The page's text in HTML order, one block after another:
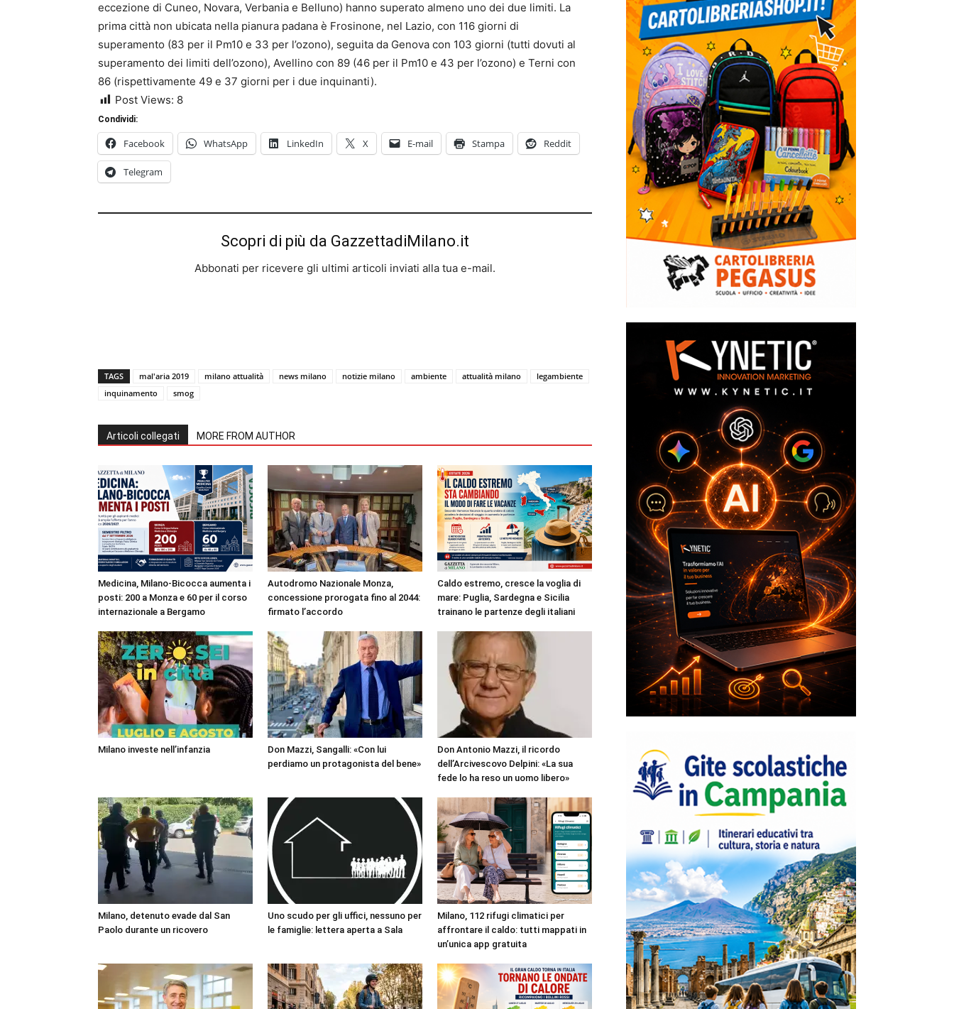
eccezione di Cuneo, Novara, Verbania e Belluno) hanno superato almeno uno dei due limiti. La
prima città non ubicata nella pianura padana è Frosinone, nel Lazio, con 116 giorni di
superamento (83 per il Pm10 e 33 per l’ozono), seguita da Genova con 103 giorni (tutti dovuti al
superamento dei limiti dell’ozono), Avellino con 89 (46 per il Pm10 e 43 per l’ozono) e Terni con
86 (rispettivamente 49 e 37 giorni per i due inquinanti).
Post Views: 8
Condividi:
Facebook WhatsApp LinkedIn X E-mail Stampa Reddit
Telegram
Scopri di più da GazzettadiMilano.it
Abbonati per ricevere gli ultimi articoli inviati alla tua e-mail.
TAGS mal'aria 2019 milano attualità news milano notizie milano ambiente attualità milano
legambiente
inquinamento
smog
Articoli collegati MORE FROM AUTHOR
Medicina, Milano-Bicocca aumenta i
posti: 200 a Monza e 60 per il corso
internazionale a Bergamo
Autodromo Nazionale Monza,
concessione prorogata fino al 2044:
firmato l’accordo
Caldo estremo, cresce la voglia di
mare: Puglia, Sardegna e Sicilia
trainano le partenze degli italiani
Milano investe nell’infanzia
Don Mazzi, Sangalli: «Con lui
perdiamo un protagonista del bene»
Don Antonio Mazzi, il ricordo
dell’Arcivescovo Delpini: «La sua
fede lo ha reso un uomo libero»
Milano, detenuto evade dal San
Paolo durante un ricovero
Uno scudo per gli uffici, nessuno per
le famiglie: lettera aperta a Sala
Milano, 112 rifugi climatici per
affrontare il caldo: tutti mappati in
un’unica app gratuita